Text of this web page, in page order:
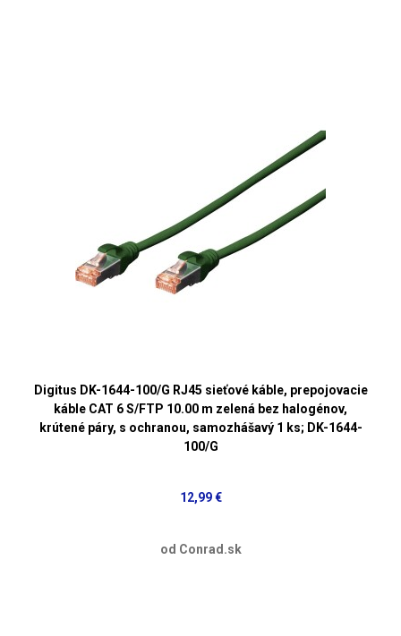
Digitus DK-1644-100/G RJ45 sieťové káble, prepojovacie
káble CAT 6 S/FTP 10.00 m zelená bez halogénov,
krútené páry, s ochranou, samozhášavý 1 ks; DK-1644-
100/G
12,99 €
od Conrad.sk